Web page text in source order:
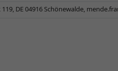
DE 04916 Schönewalde,